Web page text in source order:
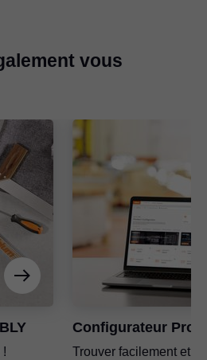
vous
!
Configurateur
Trouver facilement et